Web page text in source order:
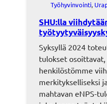
Työhyvinvointi,
SHU:lla
Syksyllä 2024
tulokset
henkilöstömme
merkitykselliseksi
mahtavan eNPS-